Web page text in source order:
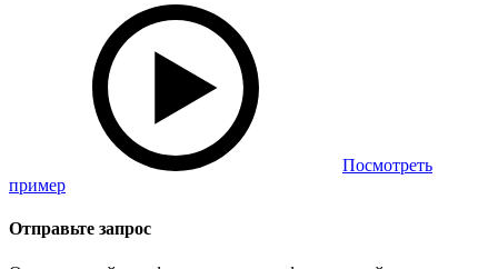
Посмотреть
пример
Отправьте запрос